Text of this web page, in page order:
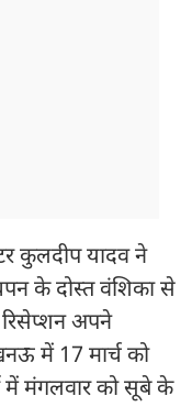
कुलदीप यादव ने
के दोस्त वंशिका से
रिसेप्शन अपने
में 17 मार्च को
में मंगलवार को सूबे के